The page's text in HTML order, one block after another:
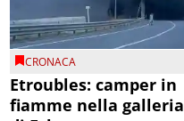
CRONACA
Etroubles: camper in
fiamme nella galleria